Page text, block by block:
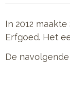
In 2012
Erfgoed. Het
De